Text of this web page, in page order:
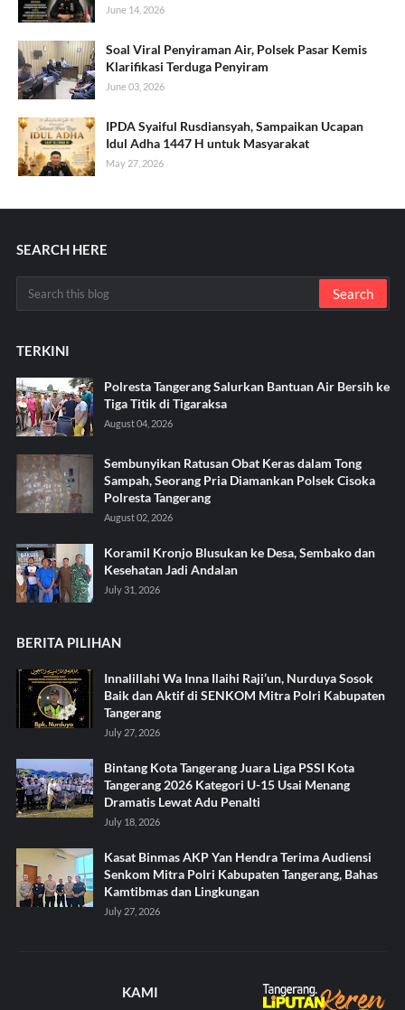
June 14, 2026
Soal Viral Penyiraman Air, Polsek Pasar Kemis
Klarifikasi Terduga Penyiram
June 03, 2026
IPDA Syaiful Rusdiansyah, Sampaikan Ucapan
Idul Adha 1447 H untuk Masyarakat
May 27, 2026
SEARCH HERE
TERKINI
Polresta Tangerang Salurkan Bantuan Air Bersih ke
Tiga Titik di Tigaraksa ‎
August 04, 2026
Sembunyikan Ratusan Obat Keras dalam Tong
Sampah, Seorang Pria Diamankan Polsek Cisoka
Polresta Tangerang
August 02, 2026
Koramil Kronjo Blusukan ke Desa, Sembako dan
Kesehatan Jadi Andalan ‎
July 31, 2026
BERITA PILIHAN
Innalillahi Wa Inna Ilaihi Raji’un, Nurduya Sosok
Baik dan Aktif di SENKOM Mitra Polri Kabupaten
Tangerang
July 27, 2026
Bintang Kota Tangerang Juara Liga PSSI Kota
Tangerang 2026 Kategori U-15 Usai Menang
Dramatis Lewat Adu Penalti
July 18, 2026
Kasat Binmas AKP Yan Hendra Terima Audiensi
Senkom Mitra Polri Kabupaten Tangerang, Bahas
Kamtibmas dan Lingkungan
July 27, 2026
KAMI